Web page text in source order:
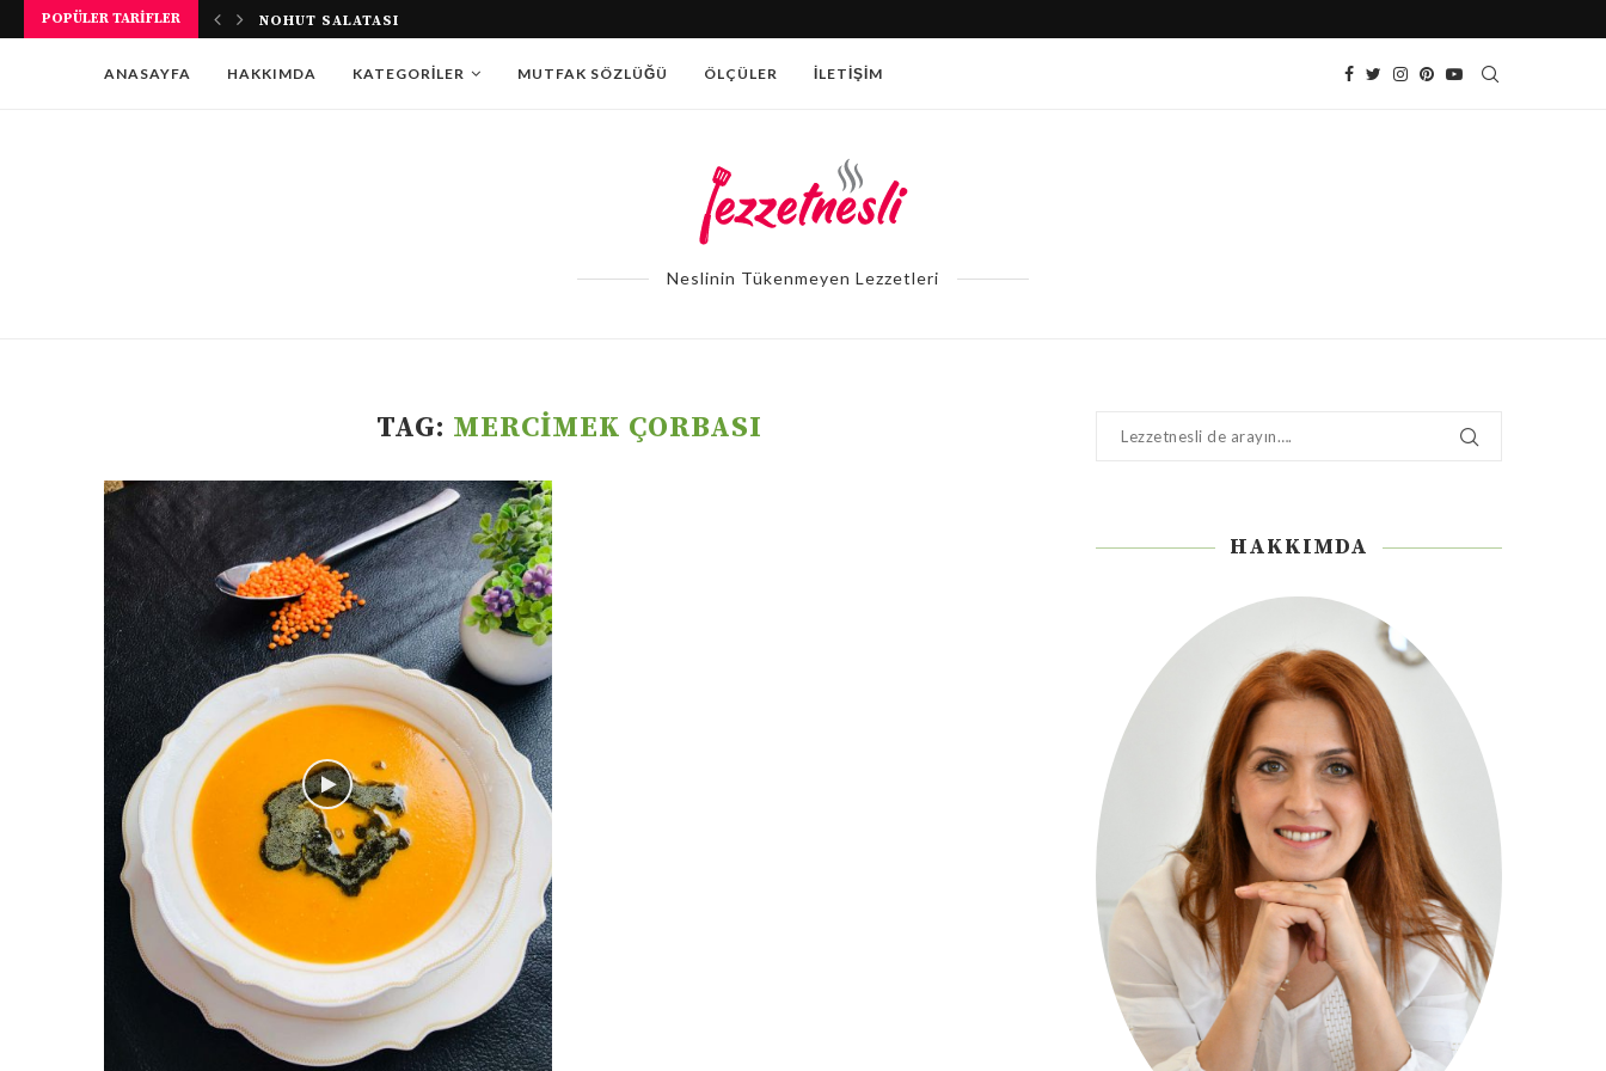
POPÜLER TARIFLER NOHUT SALATASI
ANASAYFA HAKKIMDA KATEGORILER MUTFAK SÖZLÜĞÜ ÖLÇÜLER İLETIŞIM
Neslinin Tükenmeyen Lezzetleri
TAG: MERCIMEK ÇORBASI
HAKKIMDA